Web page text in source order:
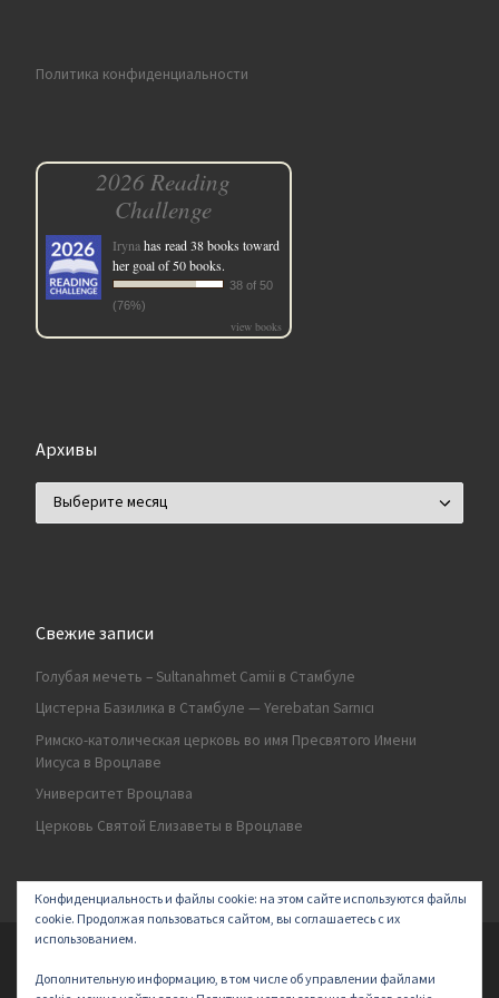
Политика конфиденциальности
2026 Reading
Challenge
Irynahas read 38 books toward
her goal of 50 books.
38 of 50
(76%)
view books
Архивы
Свежие записи
Голубая мечеть – Sultanahmet Camii в Стамбуле
Цистерна Базилика в Стамбуле — Yerebatan Sarnıcı
Римско-католическая церковь во имя Пресвятого Имени
Иисуса в Вроцлаве
Университет Вроцлава
Церковь Святой Елизаветы в Вроцлаве
Designed with Customizr Pro Powered by
Конфиденциальность и файлы cookie: на этом сайте используются файлы
cookie. Продолжая пользоваться сайтом, вы соглашаетесь с их
использованием.
Дополнительную информацию, в том числе об управлении файлами